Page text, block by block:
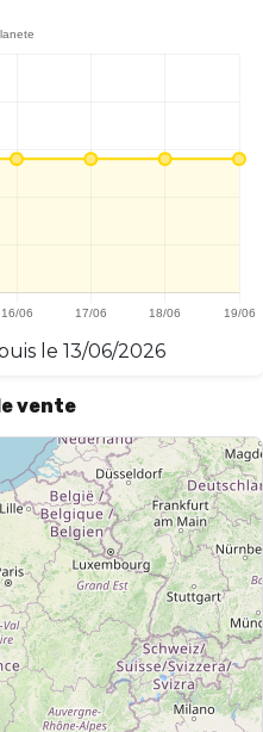
En somme, le pod Argus G2
compact et facile à utiliser.
le 13/06/2026
vente